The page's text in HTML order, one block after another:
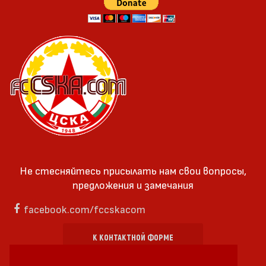
Не стесняйтесь присылать нам свои вопросы,
предложения и замечания
facebook.com/fccskacom
К КОНТАКТНОЙ ФОРМЕ